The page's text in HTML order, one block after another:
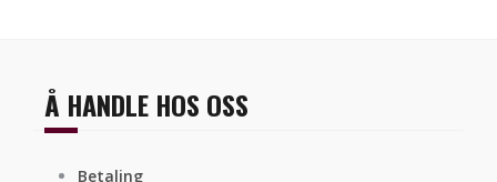
Å HANDLE HOS OSS
Betaling